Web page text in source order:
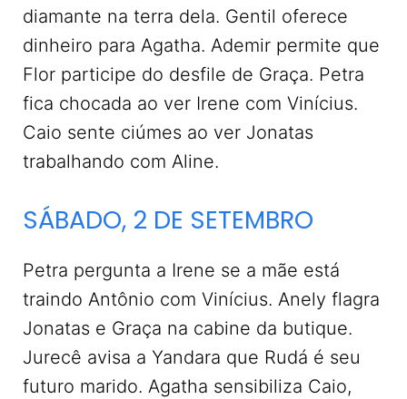
diamante na terra dela. Gentil oferece
dinheiro para Agatha. Ademir permite que
Flor participe do desfile de Graça. Petra
fica chocada ao ver Irene com Vinícius.
Caio sente ciúmes ao ver Jonatas
trabalhando com Aline.
SÁBADO, 2 DE SETEMBRO
Petra pergunta a Irene se a mãe está
traindo Antônio com Vinícius. Anely flagra
Jonatas e Graça na cabine da butique.
Jurecê avisa a Yandara que Rudá é seu
futuro marido. Agatha sensibiliza Caio,